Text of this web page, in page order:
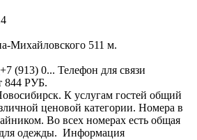
Михайловского 511 м.
+7 (913) 0... Телефон для связи
844 РУБ.
К услугам гостей общий
ценовой категории. Номера в
Во всех номерах есть общая
одежды. Информация